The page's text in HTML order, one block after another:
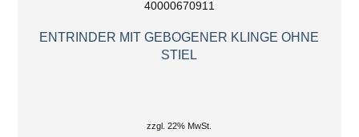
40000670911
ENTRINDER MIT GEBOGENER KLINGE OHNE
STIEL
zzgl. 22% MwSt.